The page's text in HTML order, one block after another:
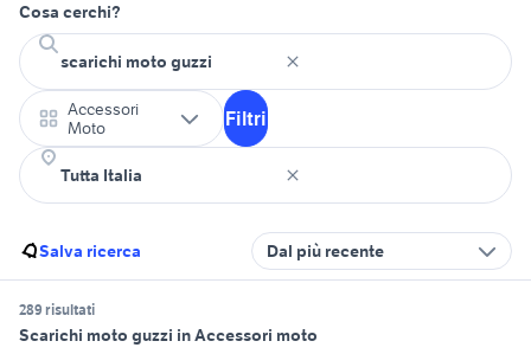
Cosa cerchi?
Accessori
Moto
Filtri
Salva ricerca Dal più recente
289 risultati
Scarichi moto guzzi in Accessori moto